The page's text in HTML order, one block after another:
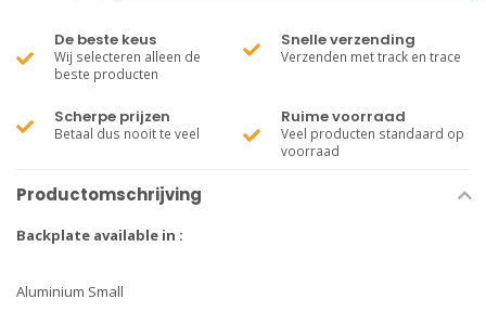
De beste keus
Wij selecteren alleen de
beste producten
Snelle verzending
Verzenden met track en trace
Scherpe prijzen
Betaal dus nooit te veel
Ruime voorraad
Veel producten standaard op
voorraad
Productomschrijving
Backplate available in :
Aluminium Small